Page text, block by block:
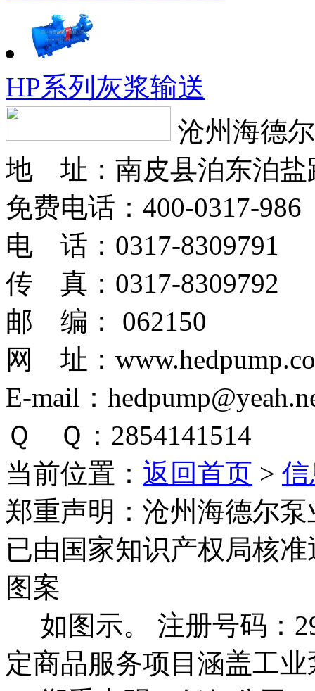
HP系列灰浆输送
沧州海德
地 址：南皮县泊东泊盐
免费电话：400-0317-986
电 话：0317-8309791
传 真：0317-8309792
邮 编： 062150
网 址：
E-mail：
Ｑ Ｑ：2854141514
当前位置： 返回首页 >
郑重声明： 沧州海德尔
已由国家知识产权局核
图案
如图示。 注册号码：
定商品服务项目涵盖工